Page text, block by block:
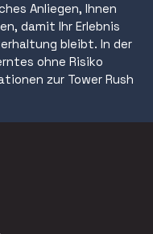
Anliegen, Ihnen
damit Ihr Erlebnis
bleibt. In der
ohne Risiko
zur Tower Rush